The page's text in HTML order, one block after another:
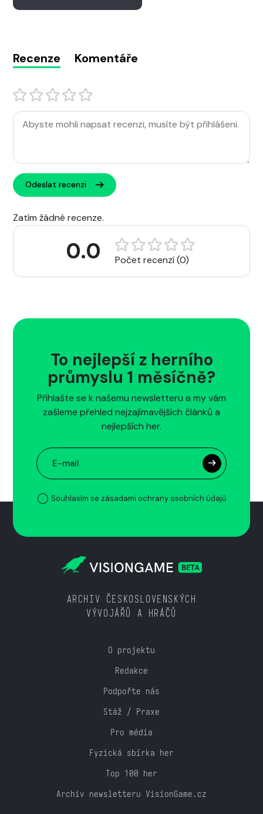
Recenze Komentáře
Odeslat recenzi
Zatím žádné recenze.
0.0 Počet recenzí (0)
To nejlepší z herního
průmyslu 1 měsíčně?
Přihlašte se k našemu newsletteru a my vám
zašleme přehled nejzajímavějších článků a
nejlepších her.
Souhlasím se zásadami ochrany osobních údajů
ARCHIV ČESKOSLOVENSKÝCH
VÝVOJÁŘŮ A HRÁČŮ
O projektu
Redakce
Podpořte nás
Stáž / Praxe
Pro média
Fyzická sbírka her
Top 100 her
Archiv newsletteru VisionGame.cz